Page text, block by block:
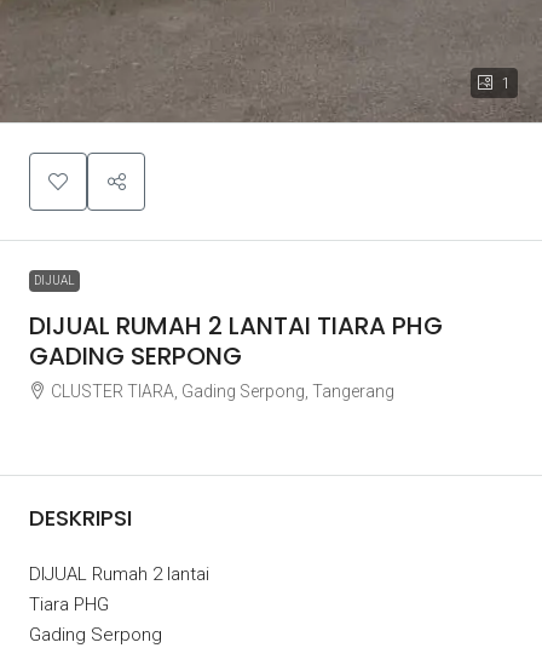
1
DIJUAL
DIJUAL RUMAH 2 LANTAI TIARA PHG
GADING SERPONG
CLUSTER TIARA, Gading Serpong, Tangerang
DESKRIPSI
DIJUAL Rumah 2 lantai
Tiara PHG
Gading Serpong